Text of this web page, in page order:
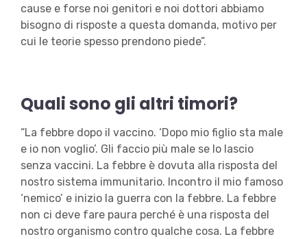
cause e forse noi genitori e noi dottori abbiamo
bisogno di risposte a questa domanda, motivo per
cui le teorie spesso prendono piede”.
Quali sono gli altri timori?
“La febbre dopo il vaccino. ‘Dopo mio figlio sta male
e io non voglio’. Gli faccio più male se lo lascio
senza vaccini. La febbre è dovuta alla risposta del
nostro sistema immunitario. Incontro il mio famoso
‘nemico’ e inizio la guerra con la febbre. La febbre
non ci deve fare paura perché è una risposta del
nostro organismo contro qualche cosa. La febbre